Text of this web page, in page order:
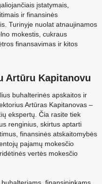
įstatymais,
ir finansinės
Turinyje nuolat atnaujinamos
mokestis, cukraus
finansavimas ir kitos
Artūru Kapitanovu
buhalterinės apskaitos ir
Artūras Kapitanovas –
ekspertų. Čia rasite tiek
renginius, skirtus aptarti
finansinės atskaitomybės
pajamų mokesčio
vertės mokesčio